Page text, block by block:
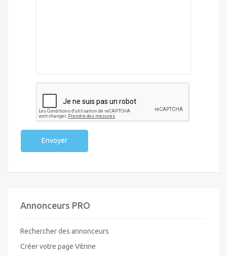
Envoyer
Annonceurs PRO
Rechercher des annonceurs
Créer votre page Vitrine